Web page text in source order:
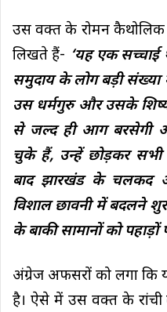
उस वक्त के रोमन कैथोलिक
लिखते हैं- ‘यह एक सच्चाई
समुदाय के लोग बड़ी संख्या
उस धर्मगुरु और उसके
से जल्द ही आग बरसेगी
चुके हैं, उन्हें छोड़कर
बाद झारखंड के
विशाल छावनी में बदलने
के बाकी सामानों को
अंग्रेज अफसरों को लगा कि
है। ऐसे में उस वक्त के रांची